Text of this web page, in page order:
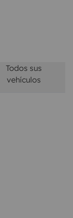
Todos sus
vehículos